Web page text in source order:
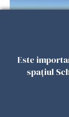
Este
spațiul